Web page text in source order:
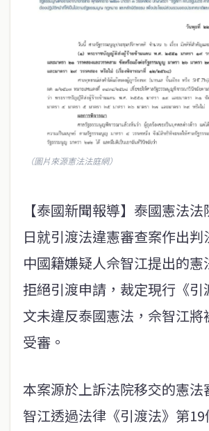
（圖片來源憲法法庭網）
【泰國新聞報導】泰國憲法
日就引渡法違憲審查案作出
中國籍嫌疑人佘智江提出的憲
拒絕引渡申請，裁定現行《引
文未違反泰國憲法，佘智江將
受審。
本案源於上訴法院移交的憲法
智江透過法律《引渡法》第